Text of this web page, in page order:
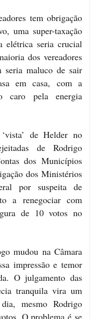
tem obrigação
uma super-taxação
elétrica seria crucial
dos vereadores
seria maluco de sair
em casa, com a
caro pela energia
de Helder no
de Rodrigo
dos Municípios
dos Ministérios
por suspeita de
a renegociar com
de 10 votos no
mudou na Câmara
impressão e temor
O julgamento das
tranquila vira um
mesmo Rodrigo
O problema é se